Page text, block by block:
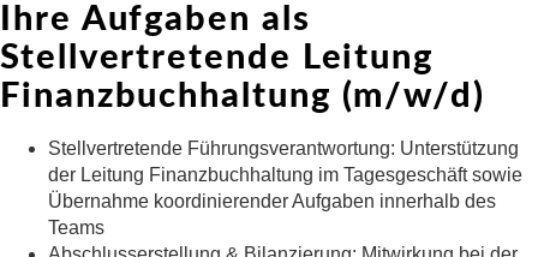
Ihre Aufgaben als
Stellvertretende Leitung
Finanzbuchhaltung (m/w/d)
Stellvertretende Führungsverantwortung: Unterstützung
der Leitung Finanzbuchhaltung im Tagesgeschäft sowie
Übernahme koordinierender Aufgaben innerhalb des
Teams